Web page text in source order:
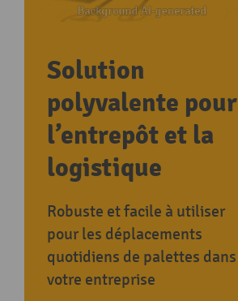
Solution
polyvalente pour
l’entrepôt et la
logistique
Robuste et facile à utiliser
pour les déplacements
quotidiens de palettes dans
votre entreprise